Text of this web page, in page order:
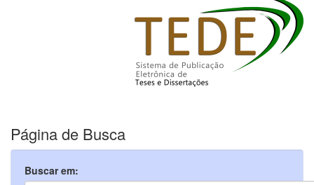
Página de Busca
Buscar em: